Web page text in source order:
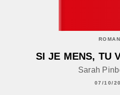
SI JE MENS, TU
Sarah
07/10/